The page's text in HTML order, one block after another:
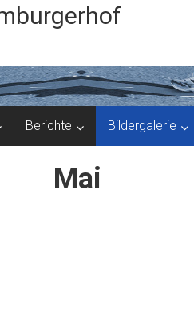
Berichte Bildergalerie
Mai